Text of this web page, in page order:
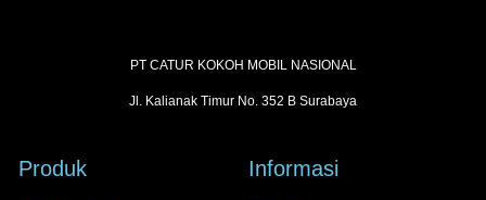
PT CATUR KOKOH MOBIL NASIONAL
Jl. Kalianak Timur No. 352 B Surabaya
Produk Informasi